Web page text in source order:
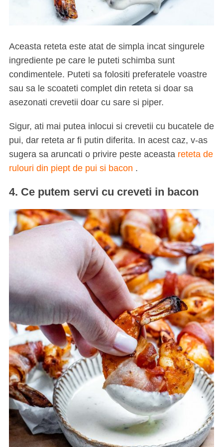
Aceasta reteta este atat de simpla incat singurele
ingrediente pe care le puteti schimba sunt
condimentele. Puteti sa folositi preferatele voastre
sau sa le scoateti complet din reteta si doar sa
asezonati crevetii doar cu sare si piper.
Sigur, ati mai putea inlocui si crevetii cu bucatele de
pui, dar reteta ar fi putin diferita. In acest caz, v-as
sugera sa aruncati o privire peste aceasta reteta de
rulouri din piept de pui si bacon .
4. Ce putem servi cu creveti in bacon